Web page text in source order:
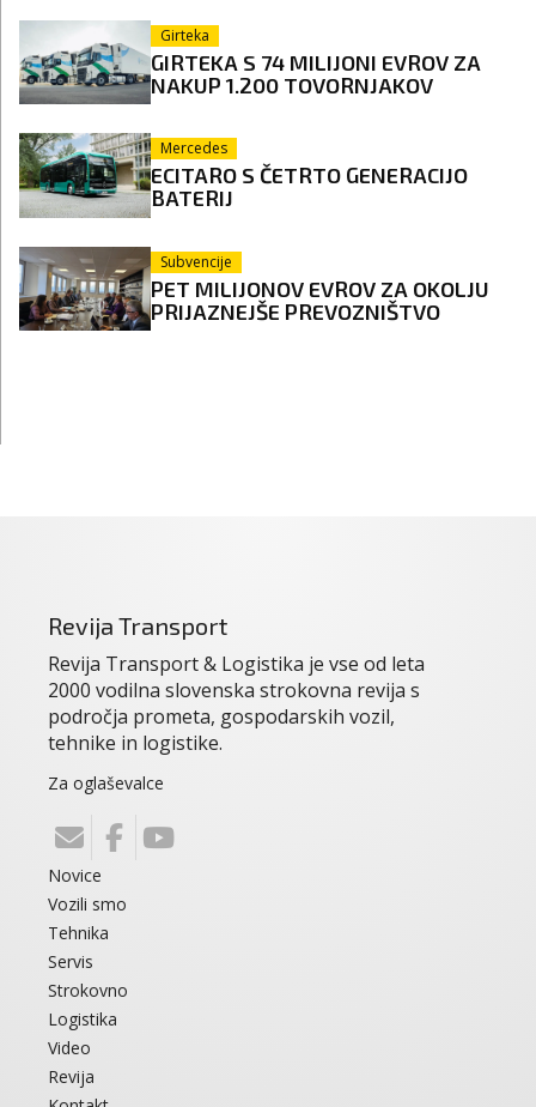
Girteka
GIRTEKA S 74 MILIJONI EVROV ZA
NAKUP 1.200 TOVORNJAKOV
Mercedes
ECITARO S ČETRTO GENERACIJO
BATERIJ
Subvencije
PET MILIJONOV EVROV ZA OKOLJU
PRIJAZNEJŠE PREVOZNIŠTVO
Revija Transport
Revija Transport & Logistika je vse od leta
2000 vodilna slovenska strokovna revija s
področja prometa, gospodarskih vozil,
tehnike in logistike.
Za oglaševalce
Novice
Vozili smo
Tehnika
Servis
Strokovno
Logistika
Video
Revija